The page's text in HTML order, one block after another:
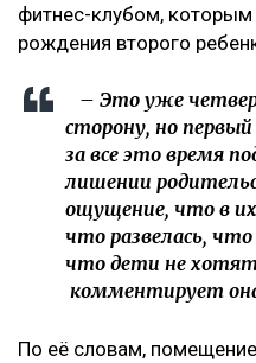
фитнес-клубом, которым
рождения второго
– Это уже
сторону, но
за все это время
лишении
ощущение, что в
что развелась, что
что дети не
комментирует
По её словам,